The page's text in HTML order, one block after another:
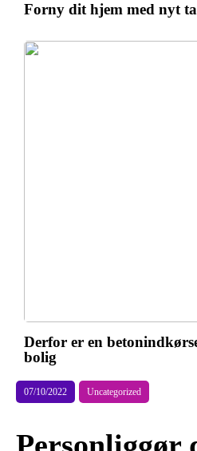
Forny dit hjem med nyt
Derfor er en
bolig
07/10/2022 Uncategorized